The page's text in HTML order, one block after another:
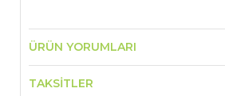
ÜRÜN YORUMLARI
TAKSITLER